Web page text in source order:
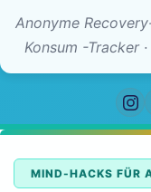
Anonyme
Konsum -Tracker
MIND-HACKS FÜR